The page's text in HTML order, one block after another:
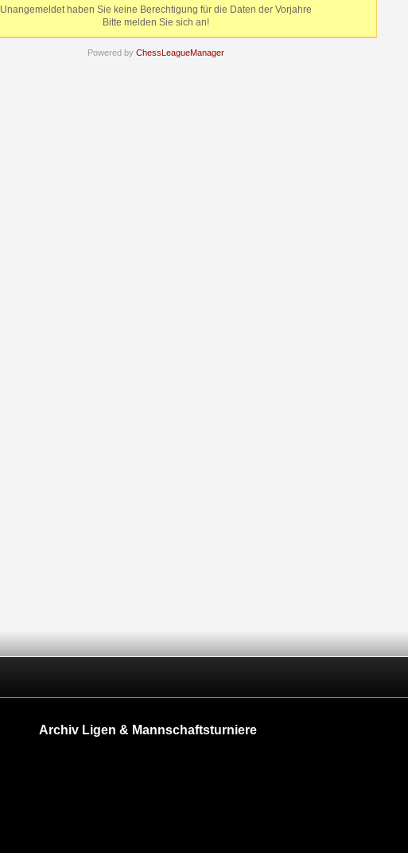
Unangemeldet haben Sie keine Berechtigung für die Daten der Vorjahre
Bitte melden Sie sich an!
Powered by ChessLeagueManager
Archiv Ligen & Mannschaftsturniere